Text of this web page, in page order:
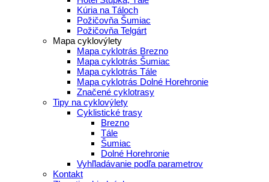
Kúria na Táloch
Požičovňa Šumiac
Požičovňa Telgárt
Mapa cyklovýlety
Mapa cyklotrás Brezno
Mapa cyklotrás Šumiac
Mapa cyklotrás Tále
Mapa cyklotrás Dolné Horehronie
Značené cyklotrasy
Tipy na cyklovýlety
Cyklistické trasy
Brezno
Tále
Šumiac
Dolné Horehronie
Vyhľladávanie podľa parametrov
Kontakt